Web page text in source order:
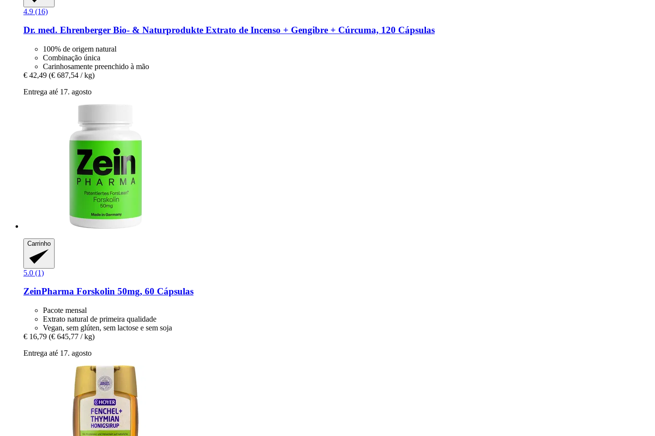
4.9 (16)
Dr. med. Ehrenberger Bio- & Naturprodukte Extrato de Incenso + Gengibre + Cúrcuma, 120 Cápsulas
100% de origem natural
Combinação única
Carinhosamente preenchido à mão
€ 42,49 (€ 687,54 / kg)
Entrega até 17. agosto
Carrinho
5.0 (1)
ZeinPharma Forskolin 50mg, 60 Cápsulas
Pacote mensal
Extrato natural de primeira qualidade
Vegan, sem glúten, sem lactose e sem soja
€ 16,79 (€ 645,77 / kg)
Entrega até 17. agosto